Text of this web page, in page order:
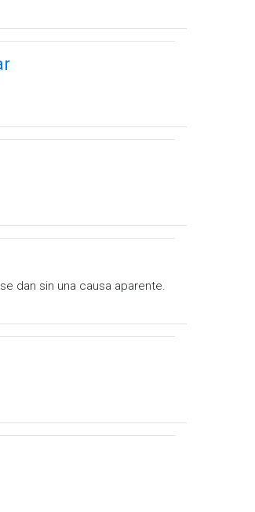
dan sin una causa aparente.